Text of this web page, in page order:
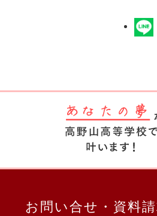
お問い合せ・資料